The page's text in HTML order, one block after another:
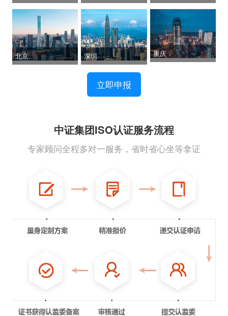
北京 深圳 重庆
立即申报
中证集团ISO认证服务流程
专家顾问全程多对一服务，省时省心坐等拿证